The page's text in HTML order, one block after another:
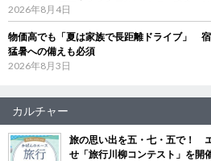
2026年8月4日
物価高でも「夏は家族で長距離ドライブ」
猛暑への備えも必須
2026年8月3日
カルチャー
旅の思い出を五・七・五で！
せ「旅行川柳コンテスト」を開